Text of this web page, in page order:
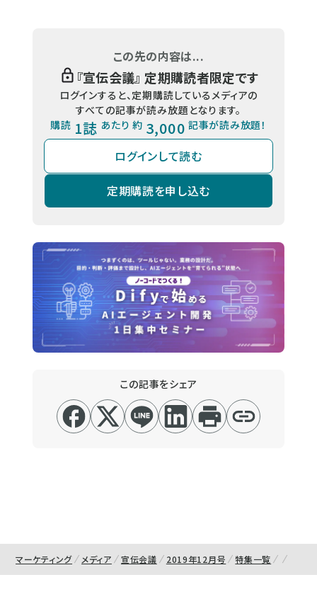
この先の内容は...
『宣伝会議』 定期購読者限定です
ログインすると、定期購読しているメディアの
すべての記事が読み放題となります。
購読 1誌 あたり 約 3,000 記事が読み放題！
ログインして読む
定期購読を申し込む
この記事をシェア
マーケティング メディア 宣伝会議 2019年12月号 特集一覧